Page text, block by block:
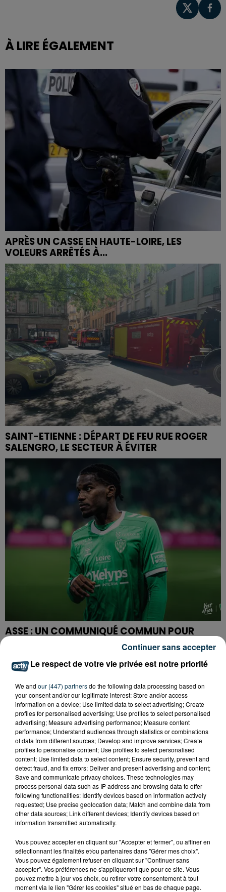
À LIRE ÉGALEMENT
APRÈS UN CASSE EN HAUTE-LOIRE, LES
VOLEURS ARRÊTÉS À...
SAINT-ETIENNE : DÉPART DE FEU RUE ROGER
SALENGRO, LE SECTEUR À ÉVITER
ASSE : UN COMMUNIQUÉ COMMUN POUR
DEMANDER LE DÉPART DE PIERRE EKWAH
CYANOBACTÉRIES : LE PRÉFÊT PREND UN
ARRÊTÉ POUR LES ACTIVITÉS DE...
Le respect de votre vie privée est notre priorité
We and our (447) partnersdo the following data processing based on
your consent and/or our legitimate interest: Store and/or access
information on a device; Use limited data to select advertising; Create
profiles for personalised advertising; Use profiles to select personalised
advertising; Measure advertising performance; Measure content
performance; Understand audiences through statistics or combinations
of data from different sources; Develop and improve services; Create
profiles to personalise content; Use profiles to select personalised
content; Use limited data to select content; Ensure security, prevent and
detect fraud, and fix errors; Deliver and present advertising and content;
Save and communicate privacy choices. These technologies may
process personal data such as IP address and browsing data to offer
following functionalities: Identify devices based on information actively
requested; Use precise geolocation data; Match and combine data from
other data sources; Link different devices; Identify devices based on
information transmitted automatically.
Vous pouvez accepter en cliquant sur "Accepter et fermer", ou affiner en
sélectionnant les finalités et/ou partenaires dans "Gérer mes choix".
Vous pouvez également refuser en cliquant sur "Continuer sans
accepter". Vos préférences ne s'appliqueront que pour ce site. Vous
pouvez mettre à jour vos choix, ou retirer votre consentement à tout
moment via le lien "Gérer les cookies" situé en bas de chaque page.
Continuer sans accepter